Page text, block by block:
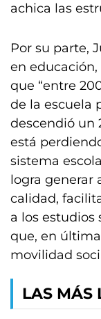
achica las
Por su parte,
en educación,
que “entre
de la escuela
descendió un
está
sistema
logra generar
calidad,
a los estudios
que, en
movilidad
LAS MÁS